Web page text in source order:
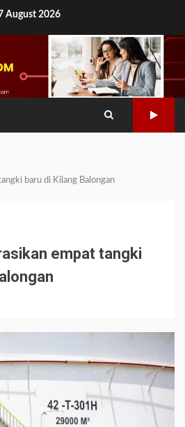
August 2026
baru di Kilang Balongan
empat tangki